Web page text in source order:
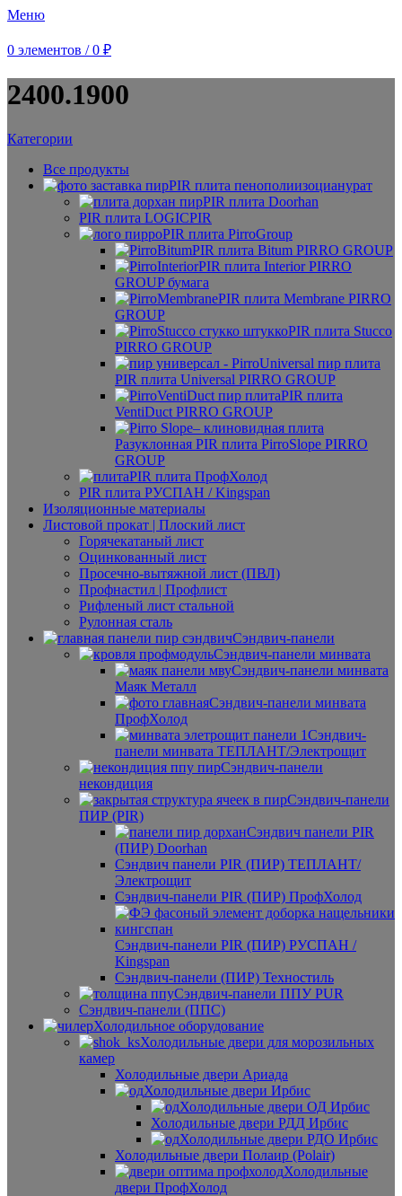
Меню
0 элементов / 0 ₽
2400.1900
Категории
Все продукты
PIR плита пенополиизоцианурат
PIR плита Doorhan
PIR плита LOGICPIR
PIR плита PirroGroup
PIR плита Bitum PIRRO GROUP
PIR плита Interior PIRRO
GROUP бумага
PIR плита Membrane PIRRO
GROUP
PIR плита Stucco
PIRRO GROUP
PIR плита Universal PIRRO GROUP
PIR плита
VentiDuct PIRRO GROUP
Разуклонная PIR плита PirroSlope PIRRO
GROUP
PIR плита ПрофХолод
PIR плита РУСПАН / Kingspan
Изоляционные материалы
Листовой прокат | Плоский лист
Горячекатаный лист
Оцинкованный лист
Просечно-вытяжной лист (ПВЛ)
Профнастил | Профлист
Рифленый лист стальной
Рулонная сталь
Сэндвич-панели
Сэндвич-панели минвата
Сэндвич-панели минвата
Маяк Металл
Сэндвич-панели минвата
ПрофХолод
Сэндвич-
панели минвата ТЕПЛАНТ/Электрощит
Сэндвич-панели
некондиция
Сэндвич-панели
ПИР (PIR)
Сэндвич панели PIR
(ПИР) Doorhan
Сэндвич панели PIR (ПИР) ТЕПЛАНТ/
Электрощит
Сэндвич-панели PIR (ПИР) ПрофХолод
Сэндвич-панели PIR (ПИР) РУСПАН /
Kingspan
Сэндвич‑панели (ПИР) Техностиль
Сэндвич-панели ППУ PUR
Сэндвич‑панели (ППС)
Холодильное оборудование
Холодильные двери для морозильных
камер
Холодильные двери Ариада
Холодильные двери Ирбис
Холодильные двери ОД Ирбис
Холодильные двери РДД Ирбис
Холодильные двери РДО Ирбис
Холодильные двери Полаир (Polair)
Холодильные
двери ПрофХолод